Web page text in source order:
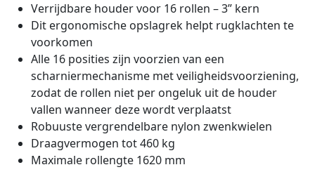
Verrijdbare houder voor 16 rollen – 3” kern
Dit ergonomische opslagrek helpt rugklachten te
voorkomen
Alle 16 posities zijn voorzien van een
scharniermechanisme met veiligheidsvoorziening,
zodat de rollen niet per ongeluk uit de houder
vallen wanneer deze wordt verplaatst
Robuuste vergrendelbare nylon zwenkwielen
Draagvermogen tot 460 kg
Maximale rollengte 1620 mm